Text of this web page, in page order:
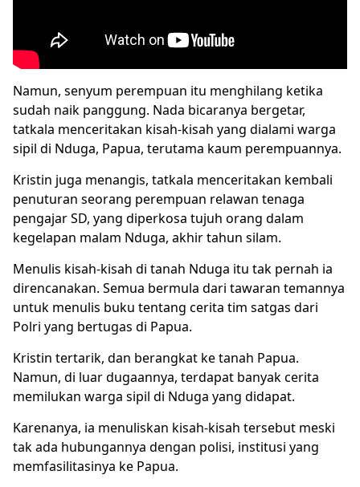
Namun, senyum perempuan itu menghilang ketika
sudah naik panggung. Nada bicaranya bergetar,
tatkala menceritakan kisah-kisah yang dialami warga
sipil di Nduga, Papua, terutama kaum perempuannya.
Kristin juga menangis, tatkala menceritakan kembali
penuturan seorang perempuan relawan tenaga
pengajar SD, yang diperkosa tujuh orang dalam
kegelapan malam Nduga, akhir tahun silam.
Menulis kisah-kisah di tanah Nduga itu tak pernah ia
direncanakan. Semua bermula dari tawaran temannya
untuk menulis buku tentang cerita tim satgas dari
Polri yang bertugas di Papua.
Kristin tertarik, dan berangkat ke tanah Papua.
Namun, di luar dugaannya, terdapat banyak cerita
memilukan warga sipil di Nduga yang didapat.
Karenanya, ia menuliskan kisah-kisah tersebut meski
tak ada hubungannya dengan polisi, institusi yang
memfasilitasinya ke Papua.